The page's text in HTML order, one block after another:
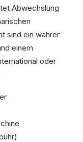
Abwechslung
sind ein wahrer
einem
oder